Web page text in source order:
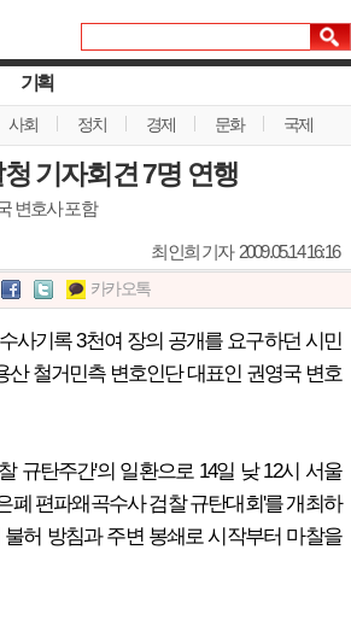
사회 정치 경제 문화 국제
기획
기자회견 7명 연행
변호사 포함
최인희 기자 2009.05.14 16:16
카카오톡
사기록 3천여 장의 공개를 요구하던 시민
산 철거민측 변호인단 대표인 권영국 변호
규탄주간'의 일환으로 14일 낮 12시 서울
폐 편파왜곡수사 검찰 규탄대회'를 개최하
허 방침과 주변 봉쇄로 시작부터 마찰을